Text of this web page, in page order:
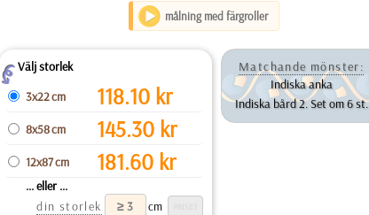
målning med färgroller
ZVälj storlek
3x22 cm
118.10kr
8x58 cm 145.30kr
12x87 cm 181.60kr
... eller ...
din storlek
cm
Matchande mönster:
Indiska anka
Indiska bård 2. Set om 6 st.